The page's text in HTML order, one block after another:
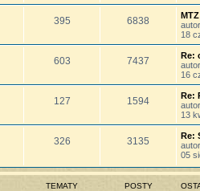
395 6838
MTZ
18
603 7437
Re:
16
127 1594
Re:
13
326 3135
Re:
05
TEMATY POSTY